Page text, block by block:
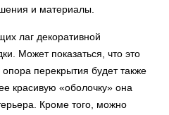
и материалы.
лаг декоративной
Может показаться, что это
перекрытия будет также
красивую «оболочку» она
Кроме того, можно